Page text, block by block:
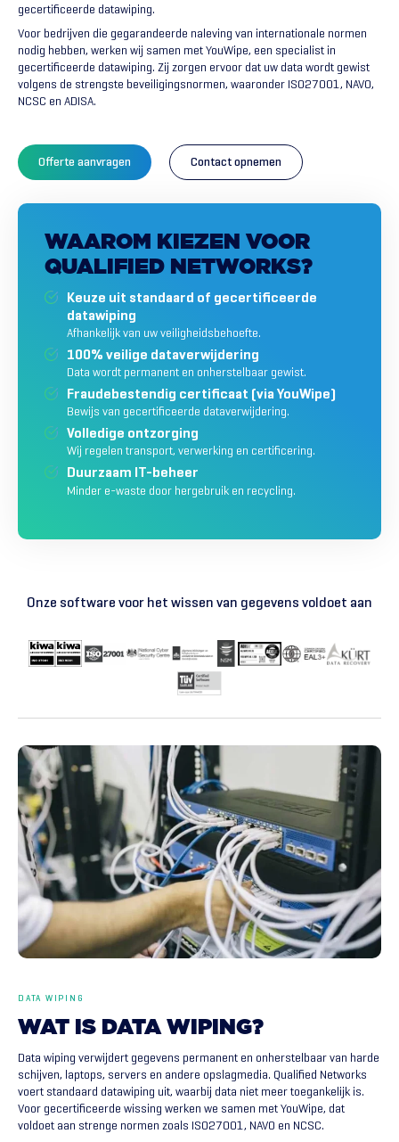
gecertificeerde datawiping.
Voor bedrijven die gegarandeerde naleving van internationale normen
nodig hebben, werken wij samen met YouWipe, een specialist in
gecertificeerde datawiping. Zij zorgen ervoor dat uw data wordt gewist
volgens de strengste beveiligingsnormen, waaronder ISO27001, NAVO,
NCSC en ADISA.
Offerte aanvragen Contact opnemen
WAAROM KIEZEN VOOR
QUALIFIED NETWORKS?
Keuze uit standaard of gecertificeerde
datawiping
Afhankelijk van uw veiligheidsbehoefte.
100% veilige dataverwijdering
Data wordt permanent en onherstelbaar gewist.
Fraudebestendig certificaat (via YouWipe)
Bewijs van gecertificeerde dataverwijdering.
Volledige ontzorging
Wij regelen transport, verwerking en certificering.
Duurzaam IT-beheer
Minder e-waste door hergebruik en recycling.
Onze software voor het wissen van gegevens voldoet aan
DATA WIPING
WAT IS DATA WIPING?
Data wiping verwijdert gegevens permanent en onherstelbaar van harde
schijven, laptops, servers en andere opslagmedia. Qualified Networks
voert standaard datawiping uit, waarbij data niet meer toegankelijk is.
Voor gecertificeerde wissing werken we samen met YouWipe, dat
voldoet aan strenge normen zoals ISO27001, NAVO en NCSC.